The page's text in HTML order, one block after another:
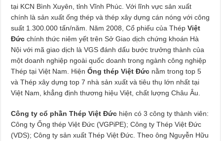
tại KCN Bình Xuyên, tỉnh Vĩnh Phúc. Với lĩnh vực sản xuất
chính là sản xuất ống thép và thép xây dựng cán nóng với công
suất 1.300.000 tấn/năm. Năm 2008, Cổ phiếu của ThépViệt
Đức chính thức niêm yết trên Sở Giao dịch chứng khoán Hà
Nội với mã giao dịch là VGS đánh dấu bước trưởng thành của
một doanh nghiệp ngoài quốc doanh trong ngành công nghiệp
Thép tại Việt Nam. HiệnỐng thép Việt Đức nằm trong top 5
và Thép xây dựng top 7 nhà sản xuất và tiêu thụ lớn nhất tại
Việt Nam, khẳng định thương hiệu Việt, chất lượng Châu Âu.
Công ty cổ phần Thép Việt Đức hiện có 3 công ty thành viên:
Công ty Ống thép Việt Đức (VGPiPE); Công ty Thép Việt Đức
(VDS); Công ty sản xuất Thép Việt Đức. Theo ông Nguyễn Hữu